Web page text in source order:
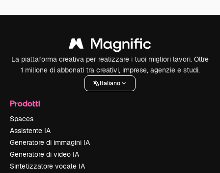
La piattaforma creativa per realizzare i tuoi migliori lavori. Oltre
1 milione di abbonati tra creativi, imprese, agenzie e studi.
Italiano
Prodotti
Spaces
Assistente IA
Generatore di immagini IA
Generatore di video IA
Sintetizzatore vocale IA